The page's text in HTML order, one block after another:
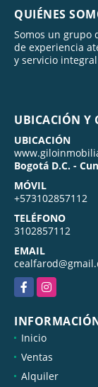
QUIÉNES
Somos un grupo
de experiencia
y servicio
UBICACIÓN Y
UBICACIÓN
Bogotá D.C. -
MÓVIL
+573102857112
TELÉFONO
3102857112
EMAIL
FacebookInstagram
Inicio
Ventas
Alquiler